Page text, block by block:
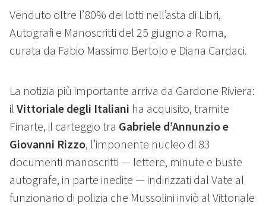
Venduto oltre l’80% dei lotti nell’asta di Libri,
Autografi e Manoscritti del 25 giugno a Roma,
curata da Fabio Massimo Bertolo e Diana Cardaci.
La notizia più importante arriva da Gardone Riviera:
il Vittoriale degli Italiani ha acquisito, tramite
Finarte, il carteggio tra Gabriele d’Annunzio e
Giovanni Rizzo, l’imponente nucleo di 83
documenti manoscritti — lettere, minute e buste
autografe, in parte inedite — indirizzati dal Vate al
funzionario di polizia che Mussolini inviò al Vittoriale